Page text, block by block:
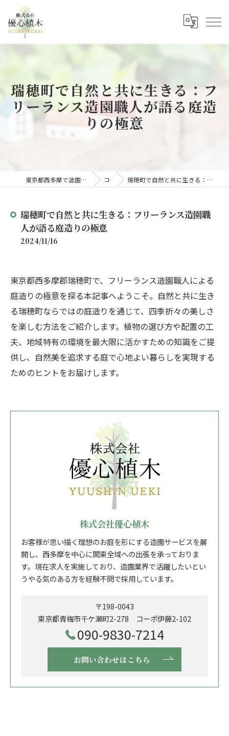
瑞穂町で自然と共に生きる：フ
リーランス造園職人が語る庭造
りの極意
東京都西多摩で造園の求人なら株式会社優心植木 コラム 瑞穂町で自然と共に生きる：フリーランス造園職人が語る庭造りの極意
瑞穂町で自然と共に生きる：フリーランス造園職
人が語る庭造りの極意
2024/11/16
東京都西多摩郡瑞穂町で、フリーランス造園職人による
庭造りの極意を探る本記事へようこそ。自然と共に生き
る瑞穂町ならではの庭造りを通じて、四季折々の美しさ
を楽しむ方法をご紹介します。植物の選び方や配置の工
夫、地域特有の環境を最大限に活かすための知識をご提
供し、自然美を追求する庭で心地よい暮らしを実現する
ためのヒントをお届けします。
株式会社優心植木
お客様が思い描く理想のお庭を形にする造園サービスを展
開し、西多摩を中心に関東全域への出張を承っておりま
す。現在求人を実施しており、造園業界で活躍したいとい
うやる気のある方を経験不問で採用しています。
〒198-0043
東京都青梅市千ケ瀬町2-278 コーポ伊藤2-102
090-9830-7214
お問い合わせはこちら